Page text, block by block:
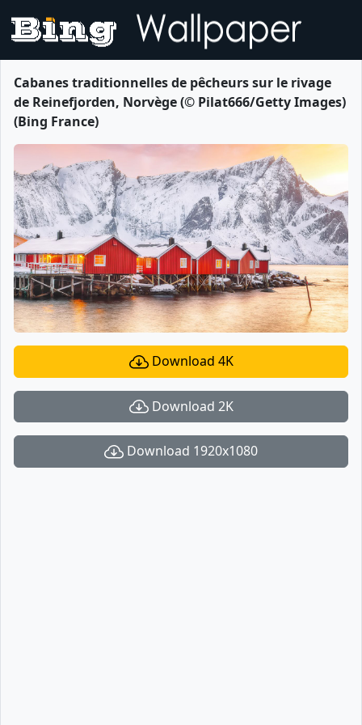
Cabanes traditionnelles de pêcheurs sur le rivage
de Reinefjorden, Norvège (© Pilat666/Getty Images)
(Bing France)
Download 4K
Download 2K
Download 1920x1080